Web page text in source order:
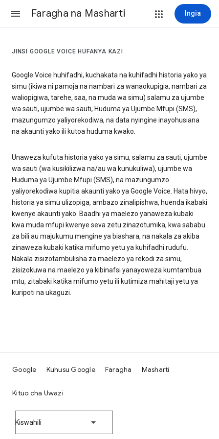
Faragha na Masharti Ingia
JINSI GOOGLE VOICE HUFANYA KAZI
Google Voice huhifadhi, kuchakata na kuhifadhi historia yako ya
simu (ikiwa ni pamoja na nambari za wanaokupigia, nambari za
waliopigiwa, tarehe, saa, na muda wa simu) salamu za ujumbe
wa sauti, ujumbe wa sauti, Huduma ya Ujumbe Mfupi (SMS),
mazungumzo yaliyorekodiwa, na data nyingine inayohusiana
na akaunti yako ili kutoa huduma kwako.
Unaweza kufuta historia yako ya simu, salamu za sauti, ujumbe
wa sauti (wa kusikilizwa na/au wa kunukuliwa), ujumbe wa
Huduma ya Ujumbe Mfupi (SMS), na mazungumzo
yaliyorekodiwa kupitia akaunti yako ya Google Voice. Hata hivyo,
historia ya simu ulizopiga, ambazo zinalipishwa, huenda ikabaki
kwenye akaunti yako. Baadhi ya maelezo yanaweza kubaki
kwa muda mfupi kwenye seva zetu zinazotumika, kwa sababu
za bili au majukumu mengine ya biashara, na nakala za akiba
zinaweza kubaki katika mifumo yetu ya kuhifadhi rudufu.
Nakala zisizotambulisha za maelezo ya rekodi za simu,
zisizokuwa na maelezo ya kibinafsi yanayoweza kumtambua
mtu, zitabaki katika mifumo yetu ili kutimiza mahitaji yetu ya
kuripoti na ukaguzi.
Google Kuhusu Google Faragha Masharti
Kituo cha Uwazi
Kiswahili